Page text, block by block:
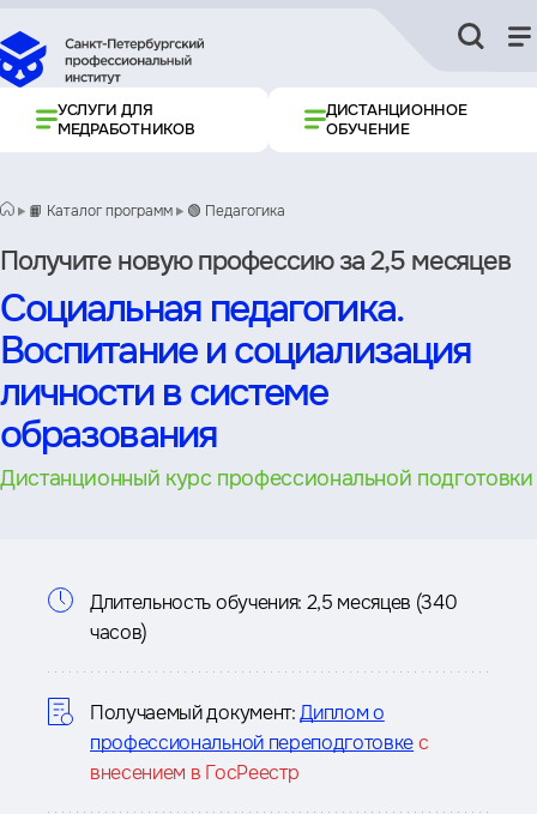
УСЛУГИ ДЛЯ
МЕДРАБОТНИКОВ
ДИСТАНЦИОННОЕ
ОБУЧЕНИЕ
📙 Каталог программ 🟢 Педагогика
Получите новую профессию за 2,5 месяцев
Социальная педагогика.
Воспитание и социализация
личности в системе
образования
Дистанционный курс профессиональной подготовки
Информация
курсе
Длительность обучения: 2,5 месяцев (340
часов)
Получаемый документ: Диплом о
профессиональной переподготовкес
внесением в ГосРеестр